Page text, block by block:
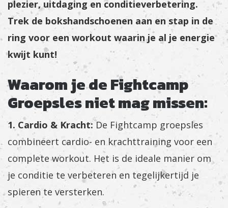
plezier, uitdaging en conditieverbetering.
Trek de bokshandschoenen aan en stap in de
ring voor een workout waarin je al je energie
kwijt kunt!
Waarom je de Fightcamp
Groepsles niet mag missen:
1. Cardio & Kracht:De Fightcamp groepsles
combineert cardio- en krachttraining voor een
complete workout. Het is de ideale manier om
je conditie te verbeteren en tegelijkertijd je
spieren te versterken.